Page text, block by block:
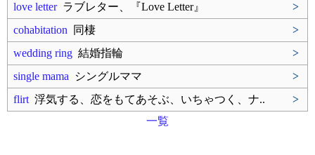
love letterラブレター、『Love Letter』
>
cohabitation 同棲
>
wedding ring 結婚指輪
>
single mama シングルママ
>
flirt 浮気する、恋をもてあそぶ、いちゃつく、ナ..
>
一覧